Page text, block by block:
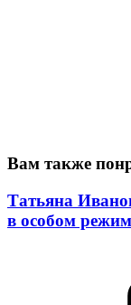
Вам также
Татьяна
в особом